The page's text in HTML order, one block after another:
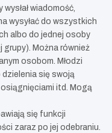
wiadomość,
wysyłać do wszystkich
albo do jednej osoby
grupy). Można również
osobom. Młodzi
się swoją
itd. Mogą
się funkcji
zaraz po jej odebraniu.